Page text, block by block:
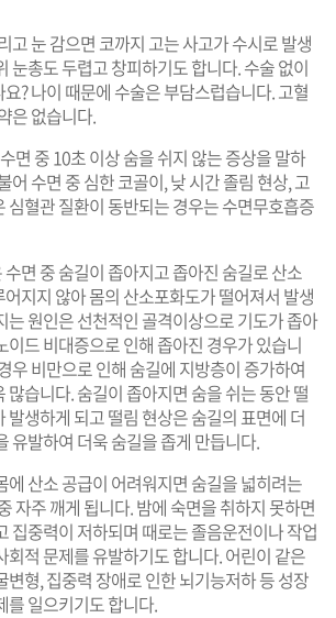
고 눈 감으면 코까지 고는 사고가 수시로 발생
눈총도 두렵고 창피하기도 합니다. 수술 없이
? 나이 때문에 수술은 부담스럽습니다. 고혈
은 없습니다.
면 중 10초 이상 숨을 쉬지 않는 증상을 말하
어 수면 중 심한 코골이, 낮 시간 졸림 현상, 고
심혈관 질환이 동반되는 경우는 수면무호흡증
면 중 숨길이 좁아지고 좁아진 숨길로 산소
지지 않아 몸의 산소포화도가 떨어져서 발생
는 원인은 선천적인 골격이상으로 기도가 좁아
이드 비대증으로 인해 좁아진 경우가 있습니
우 비만으로 인해 숨길에 지방층이 증가하여
많습니다. 숨길이 좁아지면 숨을 쉬는 동안 떨
발생하게 되고 떨림 현상은 숨길의 표면에 더
유발하여 더욱 숨길을 좁게 만듭니다.
에 산소 공급이 어려워지면 숨길을 넓히려는
자주 깨게 됩니다. 밤에 숙면을 취하지 못하면
집중력이 저하되며 때로는 졸음운전이나 작업
회적 문제를 유발하기도 합니다. 어린이 같은
변형, 집중력 장애로 인한 뇌기능저하 등 성장
를 일으키기도 합니다.